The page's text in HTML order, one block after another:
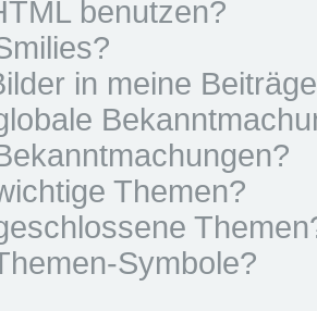
benutzen?
in meine
Themen?
Symbole?